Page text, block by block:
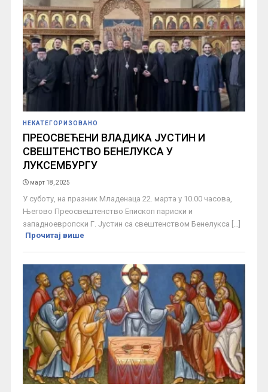
НЕКАТЕГОРИЗОВАНО
ПРЕОСВЕЋЕНИ ВЛАДИКА ЈУСТИН И
СВЕШТЕНСТВО БЕНЕЛУКСА У
ЛУКСЕМБУРГУ
март 18, 2025
У суботу, на празник Младенаца 22. марта у 10.00 часова,
Његово Преосвештенство Епископ париски и
западноевропски Г. Јустин са свештенством Бенелукса [...]
Прочитај више